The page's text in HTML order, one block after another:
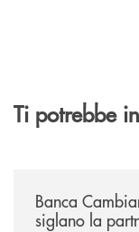
Ti potrebbe
Banca
siglano la